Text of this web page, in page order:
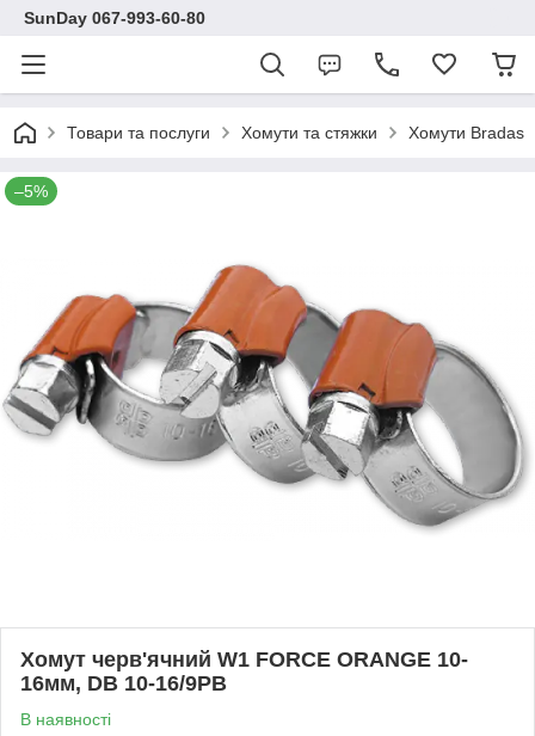
SunDay 067-993-60-80
Товари та послуги Хомути та стяжки Хомути Bradas
–5%
Хомут черв'ячний W1 FORCE ORANGE 10-
16мм, DB 10-16/9PB
В наявності